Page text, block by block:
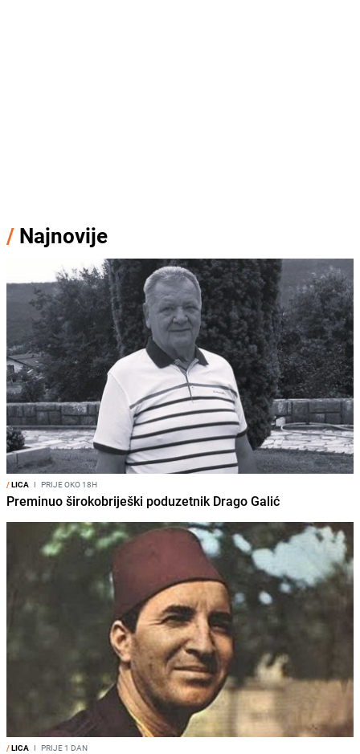
/ Najnovije
/LICA I PRIJE OKO 18H
Preminuo širokobriješki poduzetnik Drago Galić
/LICA I PRIJE 1 DAN